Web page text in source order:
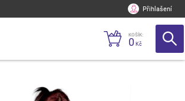
Přihlašení
KOŠÍK:
0 Kč